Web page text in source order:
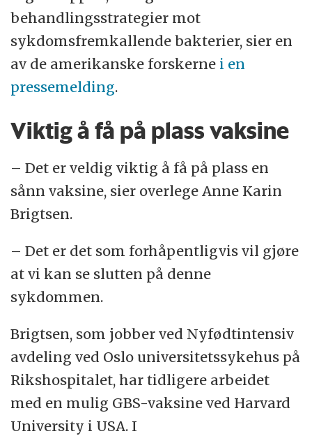
få GBS-sykdom enn dem som fødes til
termin. De har også høyere dødelighet.
Infeksjon med GBS kan også føre til
spontanabort, dødfødsel og for tidlig
Det er vanskelig å fastslå hvor utbredt
for eksempel dødfødsel som følge av
GBS er. Et estimat er at bakteriene står
for rundt 1 prosent av dødfødslene i
Kilde: Veileder i fødselshjelp – kapittelet om
Gruppe B stretokokker hos gravide og
barnedød
behandlingsstrategier mot
sykdomsfremkallende bakterier, sier en
av de amerikanske forskerne i en
pressemelding.
Viktig å få på plass vaksine
– Det er veldig viktig å få på plass en
sånn vaksine, sier overlege Anne Karin
Brigtsen.
– Det er det som forhåpentligvis vil gjøre
at vi kan se slutten på denne
sykdommen.
Brigtsen, som jobber ved Nyfødtintensiv
avdeling ved Oslo universitetssykehus på
Rikshospitalet, har tidligere arbeidet
med en mulig GBS-vaksine ved Harvard
University i USA. I